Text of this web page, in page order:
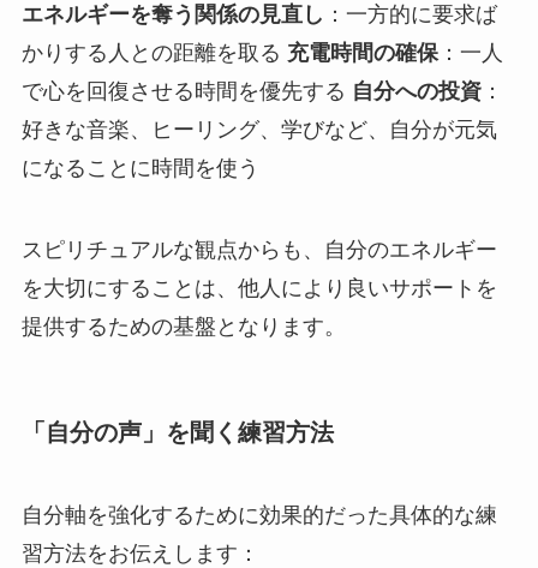
エネルギーを奪う関係の見直し ：一方的に要求ば
かりする人との距離を取る 充電時間の確保：一人
で心を回復させる時間を優先する 自分への投資：
好きな音楽、ヒーリング、学びなど、自分が元気
になることに時間を使う
スピリチュアルな観点からも、自分のエネルギー
を大切にすることは、他人により良いサポートを
提供するための基盤となります。
「自分の声」を聞く練習方法
自分軸を強化するために効果的だった具体的な練
習方法をお伝えします：